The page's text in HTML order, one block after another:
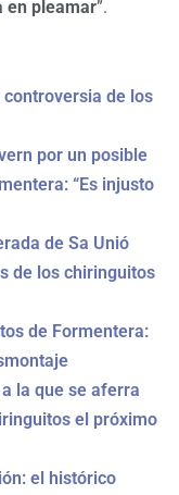
en pleamar”.
de los
por un posible
“Es injusto
de Sa Unió
de los chiringuitos
de Formentera:
la que se aferra
el próximo
el histórico